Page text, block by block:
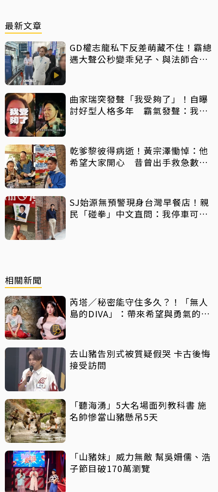
最新文章
GD權志龍私下反差萌藏不住！霸總
遇大聲公秒變乖兒子、與法師合照
曲家瑞突發聲「我受夠了」！自曝
討好型人格多年 霸氣發聲：我也
乾爹黎彼得病逝！黃宗澤慟悼：他
希望大家開心 昔曾出手救急數十
SJ始源無預警現身台灣早餐店！親
民「碰拳」中文直問：我停車可以
相關新聞
芮塔／秘密能守住多久？！「無人
島的DIVA」：帶來希望與勇氣的反
去山豬告別式被質疑假哭 卡古後悔
接受訪問
「聽海湧」5大名場面列教科書 施
名帥慘當山豬懸吊5天
「山豬妹」威力無敵 幫吳姍儒、浩
子節目破170萬瀏覽